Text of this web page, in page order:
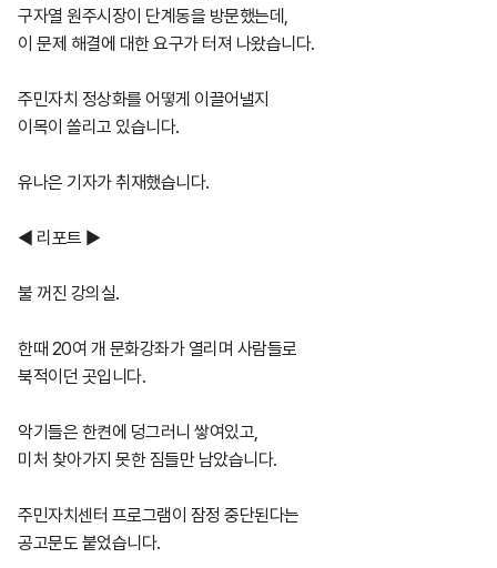
구자열 원주시장이 단계동을 방문했는데,
이 문제 해결에 대한 요구가 터져 나왔습니다.
주민자치 정상화를 어떻게 이끌어낼지
이목이 쏠리고 있습니다.
유나은 기자가 취재했습니다.
◀ 리포트 ▶
불 꺼진 강의실.
한때 20여 개 문화강좌가 열리며 사람들로
북적이던 곳입니다.
악기들은 한켠에 덩그러니 쌓여있고,
미처 찾아가지 못한 짐들만 남았습니다.
주민자치센터 프로그램이 잠정 중단된다는
공고문도 붙었습니다.